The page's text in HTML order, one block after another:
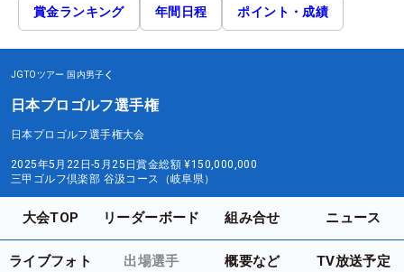
賞金ランキング 年間日程 ポイント・成績
JGTOツアー 国内男子
日本プロゴルフ選手権
日本プロゴルフ選手権大会
2025年5月22日-5月25日賞金総額 ¥150,000,000
三甲ゴルフ倶楽部 谷汲コース（岐阜県）
大会TOP リーダーボード 組み合せ ニュース
ライブフォト 出場選手 概要など TV放送予定